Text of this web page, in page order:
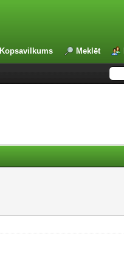
Kopsavilkums Meklēt